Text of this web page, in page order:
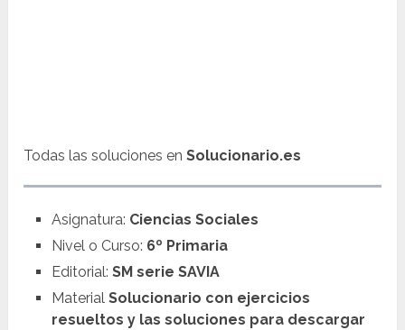
Todas las soluciones enSolucionario.es
Asignatura: Ciencias Sociales
Nivel o Curso: 6º Primaria
Editorial: SM serie SAVIA
Material Solucionario con ejercicios
resueltos y las soluciones para descargar